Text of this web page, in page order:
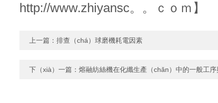
http://www.zhiyansc。。ｃｏｍ 】
上一篇： 排查（chá）球磨機耗電因素
下（xià）一篇： 熔融紡絲機在化纖生產（chǎn）中的一般工